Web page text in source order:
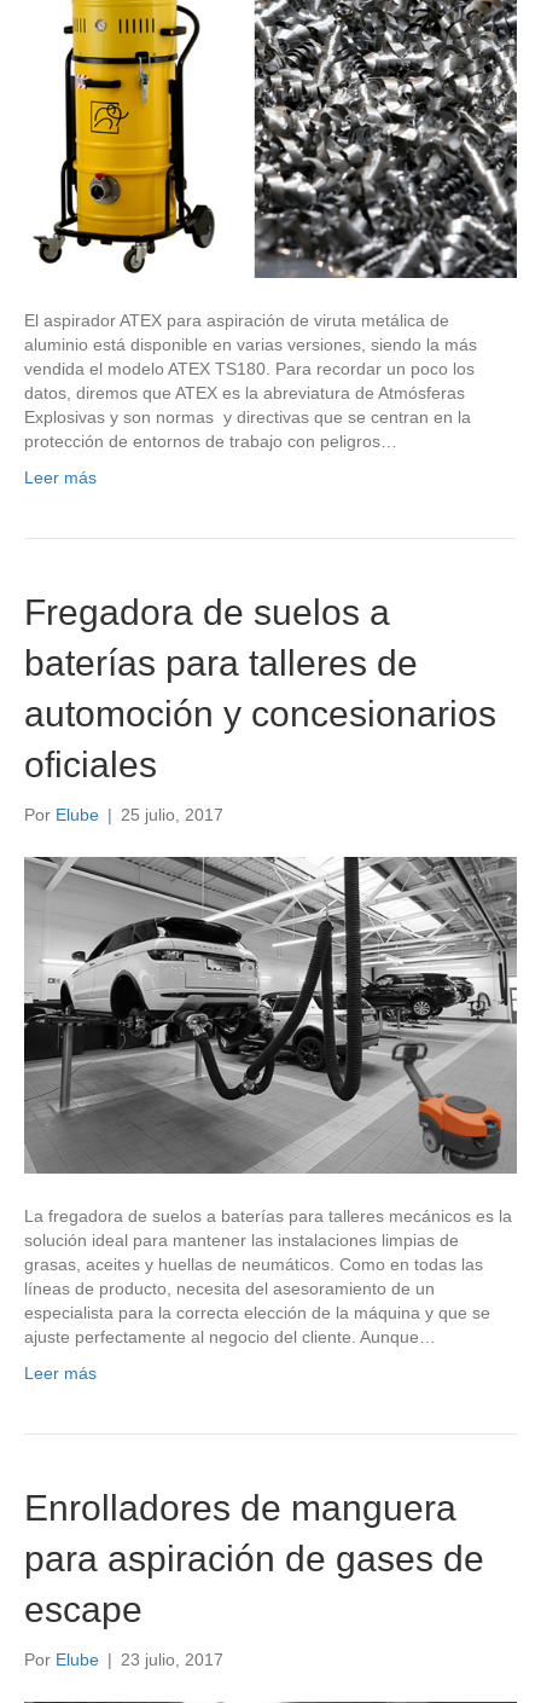
El aspirador ATEX para aspiración de viruta metálica de
aluminio está disponible en varias versiones, siendo la más
vendida el modelo ATEX TS180. Para recordar un poco los
datos, diremos que ATEX es la abreviatura de Atmósferas
Explosivas y son normas y directivas que se centran en la
protección de entornos de trabajo con peligros…
Leer más
Fregadora de suelos a
baterías para talleres de
automoción y concesionarios
oficiales
Por Elube | 25 julio, 2017
La fregadora de suelos a baterías para talleres mecánicos es la
solución ideal para mantener las instalaciones limpias de
grasas, aceites y huellas de neumáticos. Como en todas las
líneas de producto, necesita del asesoramiento de un
especialista para la correcta elección de la máquina y que se
ajuste perfectamente al negocio del cliente. Aunque…
Leer más
Enrolladores de manguera
para aspiración de gases de
escape
Por Elube | 23 julio, 2017